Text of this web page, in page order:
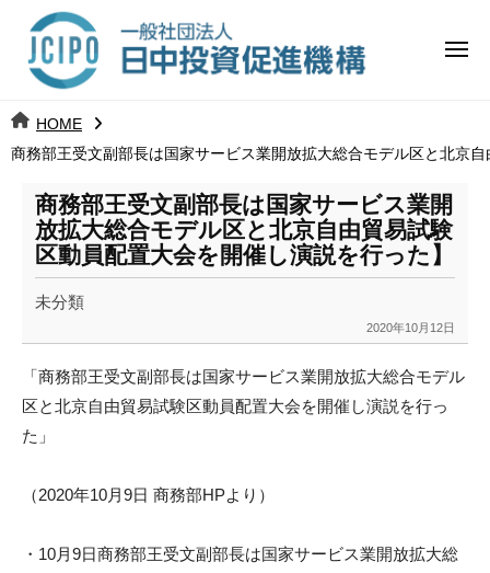
ツ
へ
日
中
投
資
促
進
機
構
j
メ
HOME
商務部王受文副部長は国家サービス業開放拡大総合モデル区と北京
商務部王受文副部長は国家サービス業開
放拡大総合モデル区と北京自由貿易試験
区動員配置大会を開催し演説を行った】
未分類
2020年10月12日
k
a
n
u
「商務部王受文副部長は国家サービス業開放拡大総合モデル
区と北京自由貿易試験区動員配置大会を開催し演説を行っ
た」
（2020年10月9日 商務部HPより）
・ 10月9日商務部王受文副部長は国家サービス業開放拡大総
日
中
資
進
機
構